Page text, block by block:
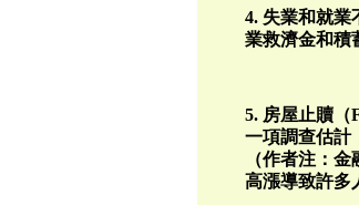
4. 失業和就業
業救濟金和積
5. 房屋止贖（
一項調查估計
（作者注：
高漲導致許多